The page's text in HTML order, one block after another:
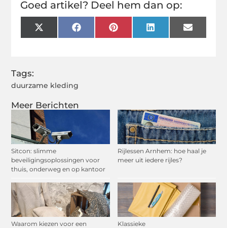
Meer Berichten
Sitcon: slimme
beveiligingsoplossingen voor
thuis, onderweg en op kantoor
Rijlessen Arnhem: hoe haal je
meer uit iedere rijles?
Waarom kiezen voor een
Klassieke
Goed artikel? Deel hem dan op:
X
(Twitter)
FacebookPinterestLinkedInEmail
Tags:
duurzame kleding